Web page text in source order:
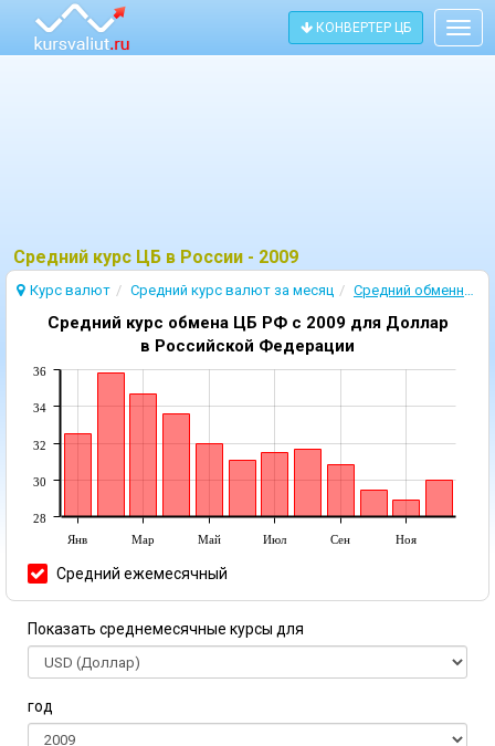
КОНВЕРТЕР ЦБ
Средний курс ЦБ в России - 2009
Курс валют Cредний курс валют за месяц Cредний обменный курс валют 2009
Средний курс обмена ЦБ РФ c 2009 для Доллар
в Российской Федерации
Янв Мар Май Июл Сен Ноя
28
30
32
34
36
Средний ежемесячный
Показать среднемесячные курсы для
год